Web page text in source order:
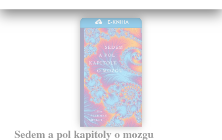
E-KNIHA
Sedem a pol kapitoly o mozgu